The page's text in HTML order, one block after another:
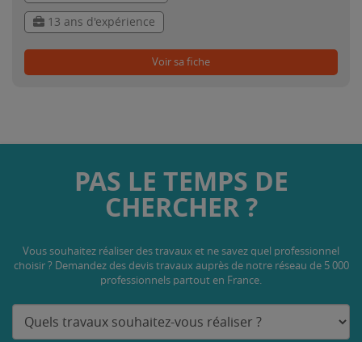
13 ans d'expérience
Voir sa fiche
PAS LE TEMPS DE
CHERCHER ?
Vous souhaitez réaliser des travaux et ne savez quel professionnel
choisir ? Demandez des devis travaux auprès de notre réseau de 5 000
professionnels partout en France.